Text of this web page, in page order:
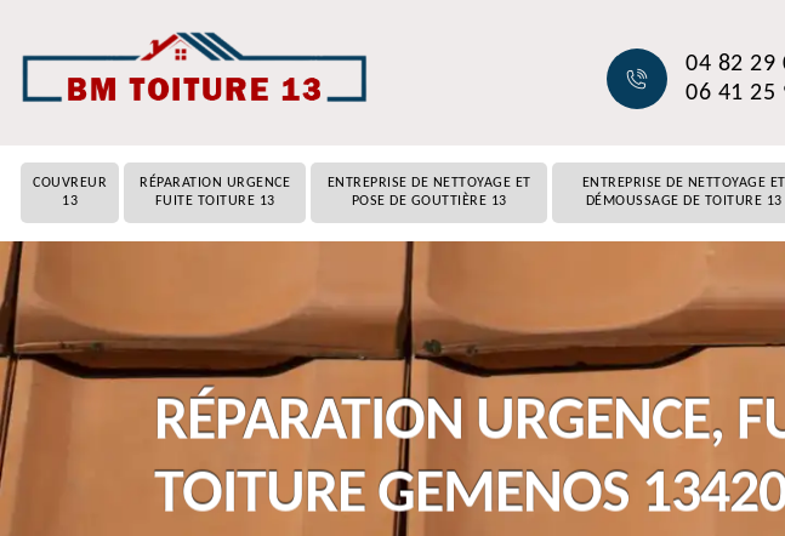
04 82 29
06 41 25
COUVREUR
13
RÉPARATION URGENCE
FUITE TOITURE 13
ENTREPRISE DE NETTOYAGE ET
POSE DE GOUTTIÈRE 13
ENTREPRISE DE NETTOYAGE ET
DÉMOUSSAGE DE TOITURE 13
RÉPARATION URGENCE,
TOITURE GEMENOS